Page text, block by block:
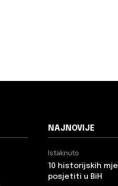
NAJNOVIJE
Istaknuto
10 historijskih
posjetiti u BiH